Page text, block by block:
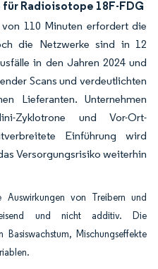
Radioisotope 18F-FDG
110 Minuten erfordert die
die Netzwerke sind in 12
in den Jahren 2024 und
Scans und verdeutlichten
Lieferanten. Unternehmen
Zyklotrone und Vor-Ort-
Einführung wird
Versorgungsrisiko weiterhin
Auswirkungen von Treibern und
und nicht additiv. Die
Mischungseffekte